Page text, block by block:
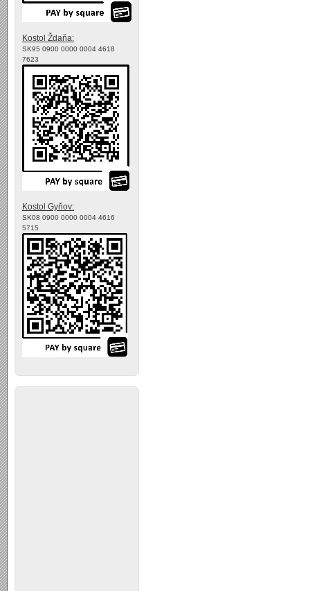
Kostol Ždaňa:
SK95 0900 0000 0004 4618
7623
Kostol Gyňov:
SK08 0900 0000 0004 4616
5715